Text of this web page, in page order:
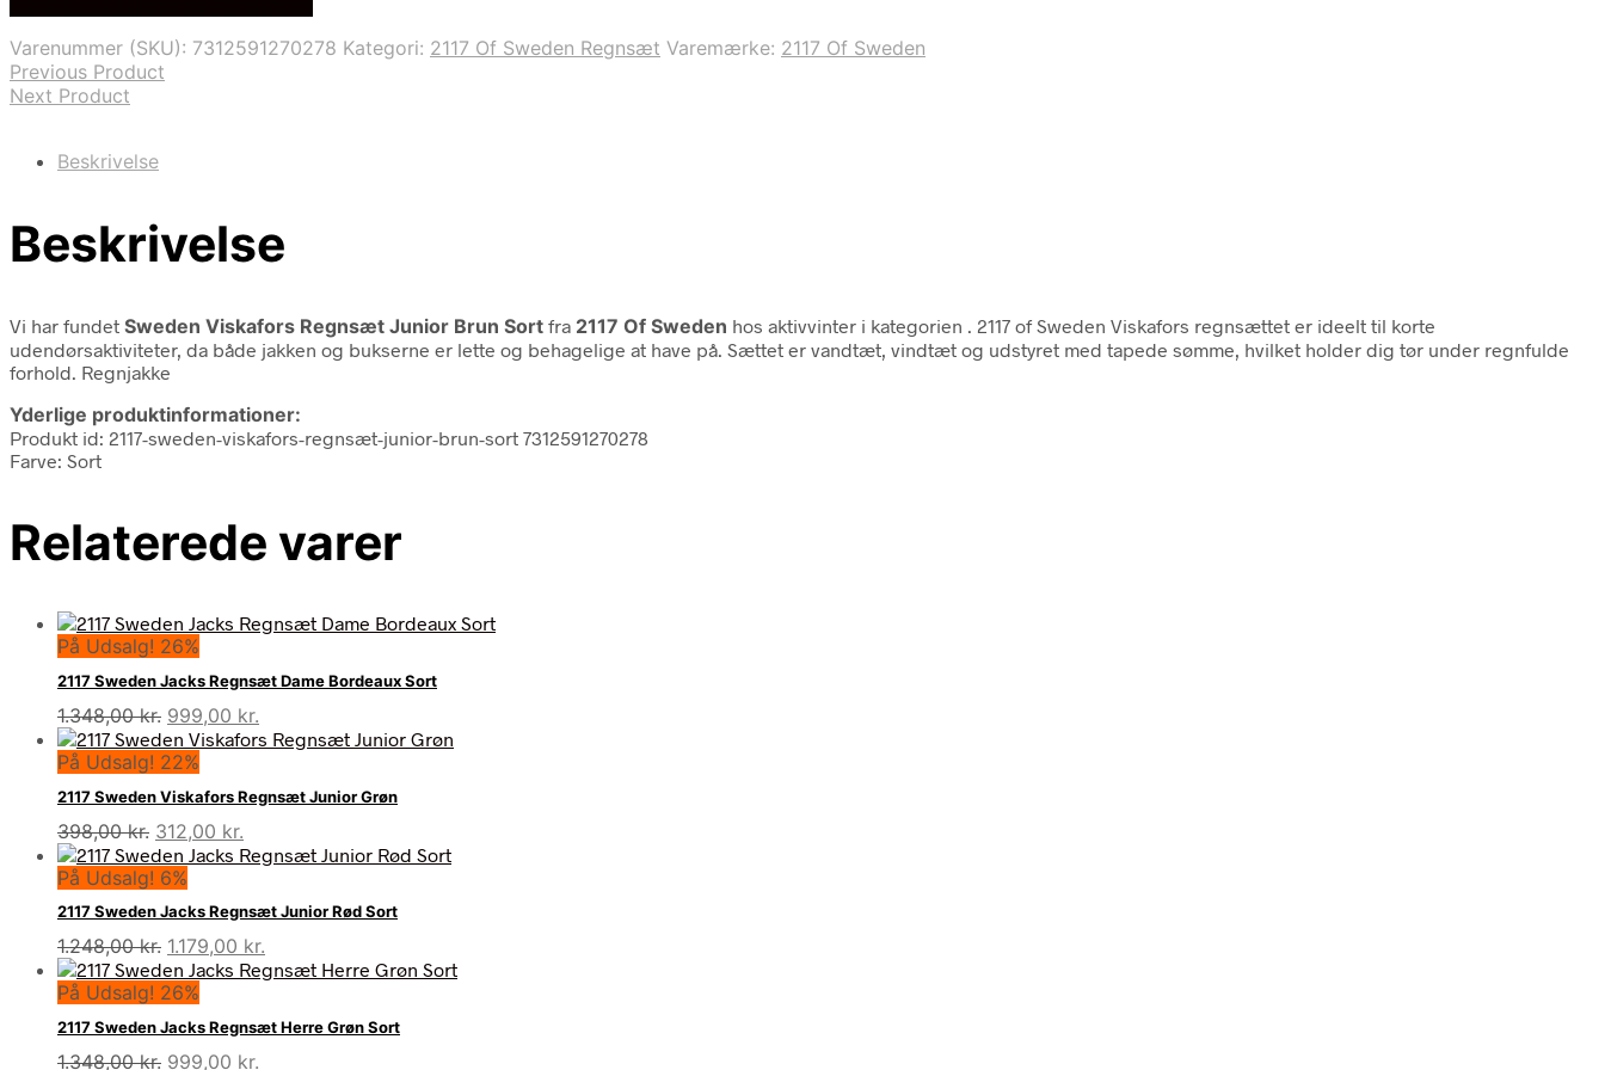
448,00 kr..379,00 kr..
Varenummer (SKU): 7312591270278 Kategori: 2117 Of Sweden Regnsæt Varemærke: 2117 Of Sweden
Previous Product
Next Product
Beskrivelse
Beskrivelse
Vi har fundet Sweden Viskafors Regnsæt Junior Brun Sort fra 2117 Of Sweden hos aktivvinter i kategorien
. 2117 of Sweden Viskafors regnsættet er ideelt til korte
udendørsaktiviteter, da både jakken og bukserne er lette og behagelige at have på. Sættet er vandtæt, vindtæt og udstyret med tapede sømme, hvilket holder dig tør under regnfulde
forhold. Regnjakke
Yderlige produktinformationer:
Produkt id: 2117-sweden-viskafors-regnsæt-junior-brun-sort 7312591270278
Farve: Sort
Relaterede varer
På Udsalg! 26%
2117 Sweden Jacks Regnsæt Dame Bordeaux Sort
1.348,00kr. Den
oprindelige
pris
var:
1.348,00 kr..
999,00 kr.
aktuelle
999,00 kr..
På Udsalg! 22%
2117 Sweden Viskafors Regnsæt Junior Grøn
398,00kr. Den
oprindelige
pris
var:
398,00 kr..
312,00 kr.
aktuelle
312,00 kr..
På Udsalg! 6%
2117 Sweden Jacks Regnsæt Junior Rød Sort
1.248,00kr. Den
oprindelige
pris
var:
1.248,00 kr..
1.179,00 kr.
aktuelle
er:
1.179,00 kr..
På Udsalg! 26%
2117 Sweden Jacks Regnsæt Herre Grøn Sort
1.348,00kr. Den
999,00 kr.